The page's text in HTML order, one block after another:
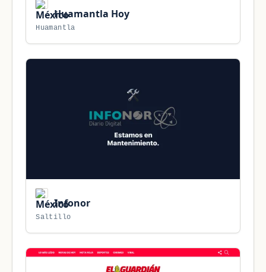
Huamantla Hoy
Huamantla
Infonor
Saltillo